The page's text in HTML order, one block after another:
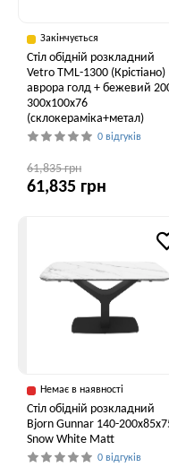
Закінчується
Стіл обідній розкладний
Vetro TML-1300 (Крістіано)
аврора голд + бежевий
300x100x76
(склокераміка+метал)
0 відгуків
61,835 грн
61,835 грн
Немає в наявності
Стіл обідній розкладний
Bjorn Gunnar 140-
Snow White Matt
0 відгуків